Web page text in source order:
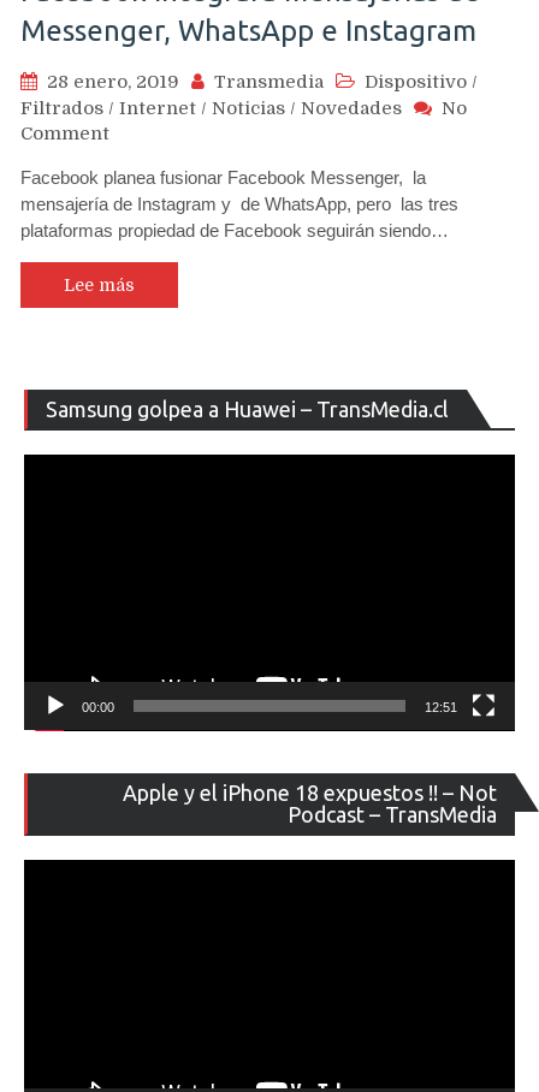
Messenger, WhatsApp e Instagram
28 enero, 2019 Transmedia Dispositivo /
Filtrados / Internet / Noticias / Novedades
No
Commenton
integrará
mensajerías
de
Messenger,
WhatsApp
e
Facebook planea fusionar Facebook Messenger, la
mensajería de Instagram y de WhatsApp, pero las tres
plataformas propiedad de Facebook seguirán siendo…
Lee más
Samsung golpea a Huawei – TransMedia.cl
de
00:00 12:51
Apple y el iPhone 18 expuestos !! – Not
Podcast – TransMedia
de